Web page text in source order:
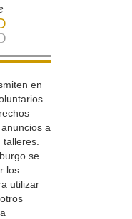
en
a
se
los
utilizar